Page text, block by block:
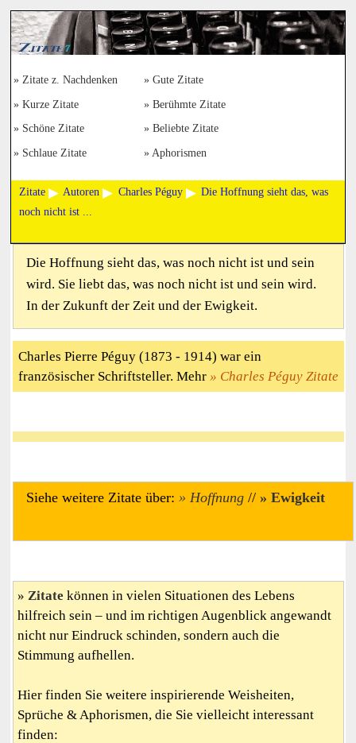
Zitate z. Nachdenken Gute Zitate
Kurze Zitate Berühmte Zitate
Schöne Zitate Beliebte Zitate
Schlaue Zitate Aphorismen
Zitate Autoren Charles Péguy
Die Hoffnung sieht das, was
noch nicht ist ...
Die Hoffnung sieht das, was noch nicht ist und sein
wird. Sie liebt das, was noch nicht ist und sein wird.
In der Zukunft der Zeit und der Ewigkeit.
Charles Pierre Péguy (1873 - 1914) war ein
französischer Schriftsteller. Mehr
Charles Péguy Zitate
Siehe weitere Zitate über: Hoffnung // Ewigkeit
Zitate können in vielen Situationen des Lebens
hilfreich sein – und im richtigen Augenblick angewandt
nicht nur Eindruck schinden, sondern auch die
Stimmung aufhellen.
Hier finden Sie weitere inspirierende Weisheiten,
Sprüche & Aphorismen, die Sie vielleicht interessant
finden: